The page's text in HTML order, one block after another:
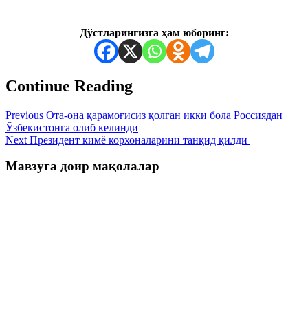
Дўстларингизга ҳам юборинг:
Continue Reading
Previous Ота-она қарамоғисиз қолган икки бола Россиядан
Ўзбекистонга олиб келинди
Next Президент кимё корхоналарини танқид қилди
Мавзуга доир мақолалар